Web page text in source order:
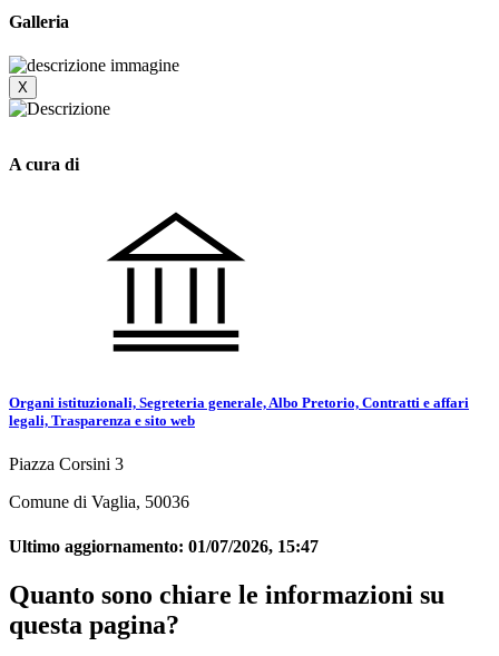
Galleria
X
A cura di
Organi istituzionali, Segreteria generale, Albo Pretorio, Contratti e affari
legali, Trasparenza e sito web
Piazza Corsini 3
Comune di Vaglia, 50036
Ultimo aggiornamento: 01/07/2026, 15:47
Quanto sono chiare le informazioni su
questa pagina?